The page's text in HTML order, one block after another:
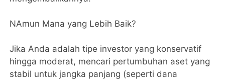
​NAmun Mana yang Lebih Baik?
​Jika Anda adalah tipe investor yang konservatif
hingga moderat, mencari pertumbuhan aset yang
stabil untuk jangka panjang (seperti dana